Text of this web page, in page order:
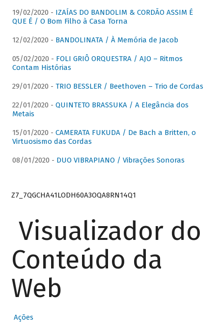
19/02/2020 - IZAÍAS DO BANDOLIM & CORDÃO ASSIM É
QUE É / O Bom Filho à Casa Torna
12/02/2020 - BANDOLINATA / À Memória de Jacob
05/02/2020 - FOLI GRIÔ ORQUESTRA / AJO – Ritmos
Contam Histórias
29/01/2020 - TRIO BESSLER / Beethoven – Trio de Cordas
22/01/2020 - QUINTETO BRASSUKA / A Elegância dos
Metais
15/01/2020 - CAMERATA FUKUDA / De Bach a Britten, o
Virtuosismo das Cordas
08/01/2020 - DUO VIBRAPIANO / Vibrações Sonoras
Z7_7QGCHA41LODH60A3OQA8RN14Q1
Visualizador do
Conteúdo da
Web
Ações